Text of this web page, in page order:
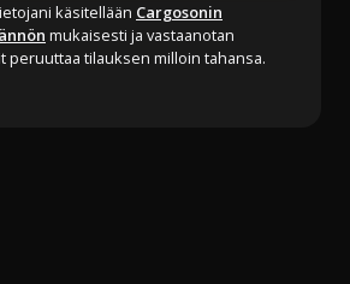
käsitellään Cargosonin
mukaisesti ja vastaanotan
peruuttaa tilauksen milloin tahansa.